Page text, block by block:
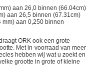
aan 26,0 binnen (66.04cm)
aan 26,5 binnen (67.31cm)
aan 0,250 binnen
ORK ook een grote
Met in-voorraad van meer
hebben wij wat u zoekt en
grootte in grote of kleine